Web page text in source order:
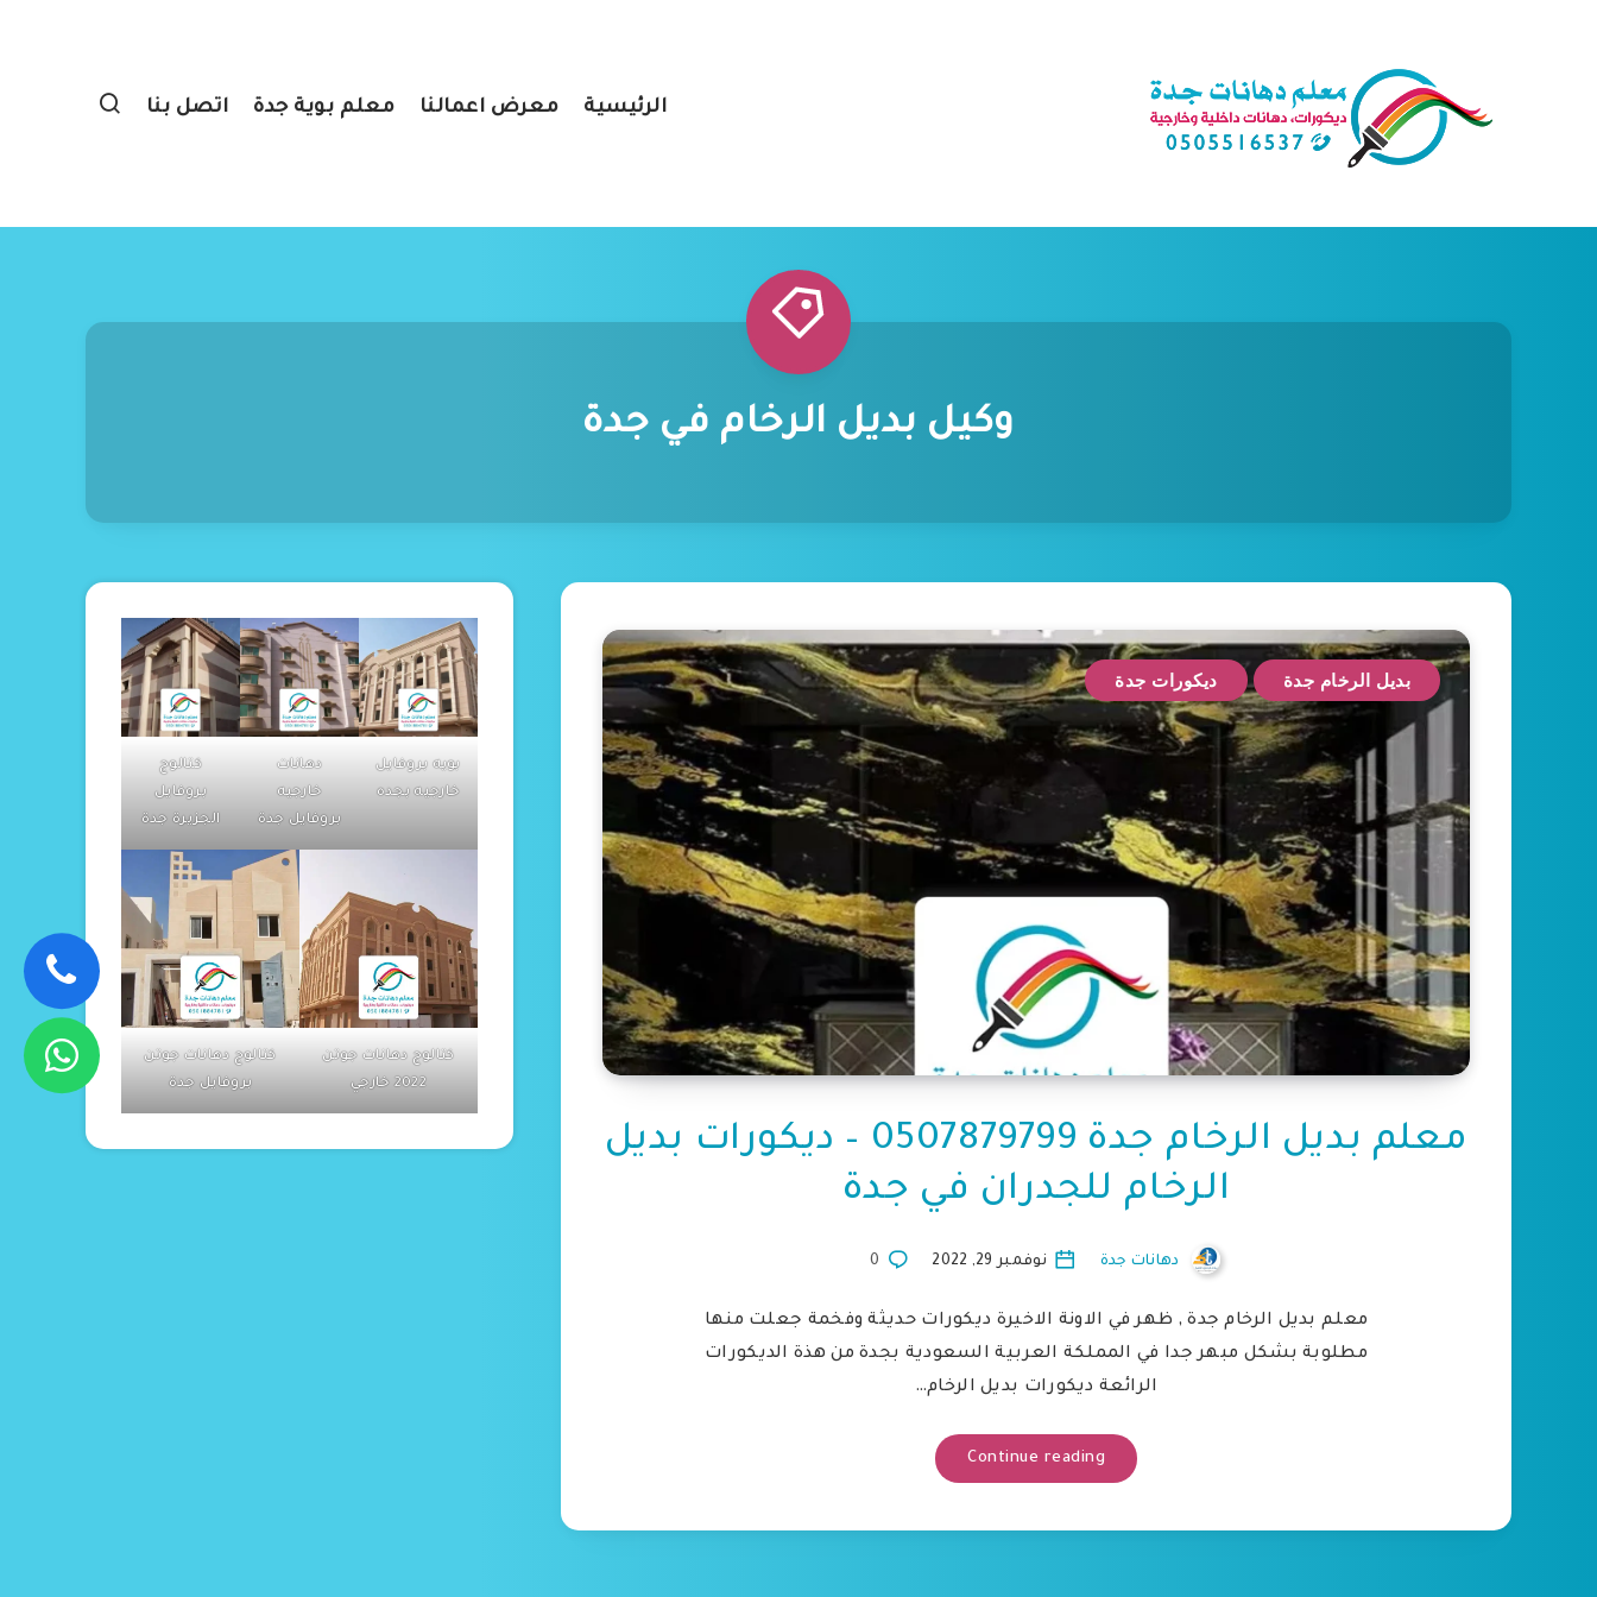
الرئيسية معرض اعمالنا معلم بوية جدة اتصل بنا
وكيل بديل الرخام في جدة
بديل الرخام جدة ديكورات جدة
معلم بديل الرخام جدة 0507879799 – ديكورات بديل
الرخام للجدران في جدة
دهانات جدة نوفمبر 29, 2022 0
معلم بديل الرخام جدة , ظهر في الاونة الاخيرة ديكورات حديثة وفخمة جعلت منها
مطلوبة بشكل مبهر جدا في المملكة العربية السعودية بجدة من هذة الديكورات
الرائعة ديكورات بديل الرخام…
Continue reading
بويه بروفايل
خارجيه بجده
دهانات
خارجيه
بروفايل جدة
كتالوج
بروفايل
الجزيرة جدة
كتالوج دهانات جوتن
2022 خارجي
كتالوج دهانات جوتن
بروفايل جدة